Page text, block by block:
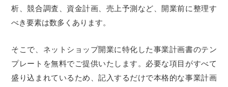
析、競合調査、資金計画、売上予測など、開業前に整理す
べき要素は数多くあります。
そこで、ネットショップ開業に特化した事業計画書のテン
プレートを無料でご提供いたします。必要な項目がすべて
盛り込まれているため、記入するだけで本格的な事業計画